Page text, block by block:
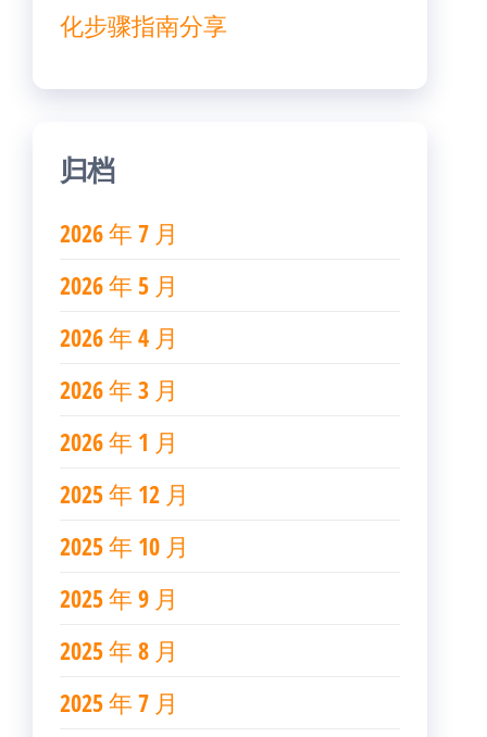
化步骤指南分享
归档
2026 年 7 月
2026 年 5 月
2026 年 4 月
2026 年 3 月
2026 年 1 月
2025 年 12 月
2025 年 10 月
2025 年 9 月
2025 年 8 月
2025 年 7 月